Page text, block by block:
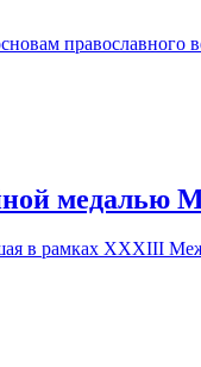
православного
медалью
в рамках XXXIII